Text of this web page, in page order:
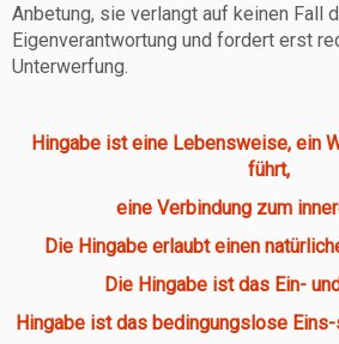
Anbetung, sie verlangt auf keinen Fall
Eigenverantwortung und fordert erst
Unterwerfung.
Hingabe ist eine Lebensweise, ein
führt,
eine Verbindung zum
Die Hingabe erlaubt einen
Die Hingabe ist das Ein-
Hingabe ist das bedingungslose